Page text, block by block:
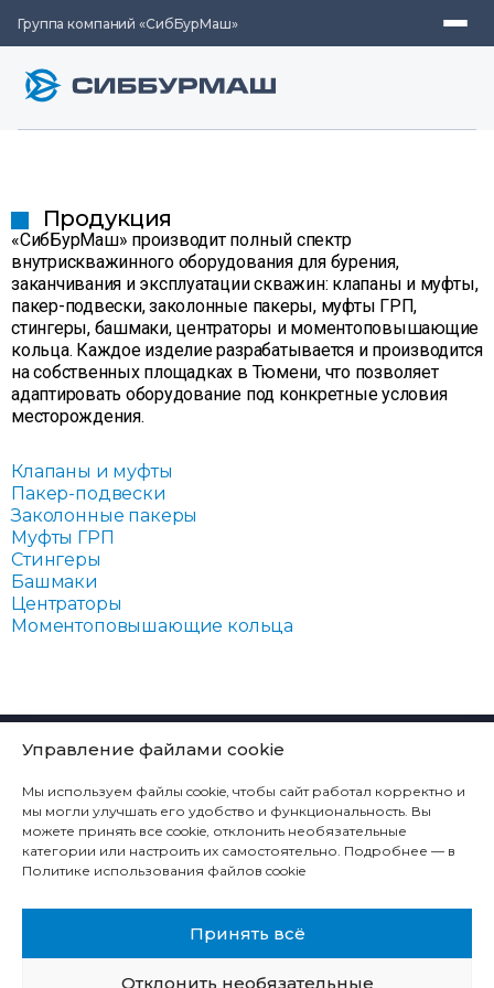
Управление файлами cookie
Мы используем файлы cookie, чтобы сайт работал корректно и
мы могли улучшать его удобство и функциональность. Вы
можете принять все cookie, отклонить необязательные
категории или настроить их самостоятельно. Подробнее — в
Политике использования файлов cookie
Принять всё
Отклонить необязательные
Группа компаний «СибБурМаш»
Продукция
«СибБурМаш» производит полный спектр
внутрискважинного оборудования для бурения,
заканчивания и эксплуатации скважин: клапаны и муфты,
пакер-подвески, заколонные пакеры, муфты ГРП,
стингеры, башмаки, центраторы и моментоповышающие
кольца. Каждое изделие разрабатывается и производится
на собственных площадках в Тюмени, что позволяет
адаптировать оборудование под конкретные условия
месторождения.
Клапаны и муфты
Пакер-подвески
Заколонные пакеры
Муфты ГРП
Стингеры
Башмаки
Центраторы
Моментоповышающие кольца
КОМПАНИЯ
ПРОДУКЦИЯ
СЕРВИС
КОНТАКТЫ